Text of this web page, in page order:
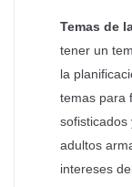
Temas de
tener un
la
temas para
sofisticados
adultos
intereses